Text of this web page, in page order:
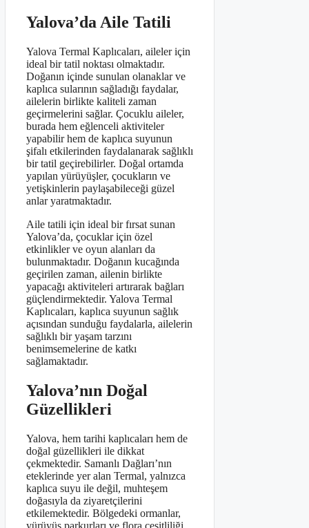
Yalova’da Aile Tatili
Yalova Termal Kaplıcaları, aileler için
ideal bir tatil noktası olmaktadır.
Doğanın içinde sunulan olanaklar ve
kaplıca sularının sağladığı faydalar,
ailelerin birlikte kaliteli zaman
geçirmelerini sağlar. Çocuklu aileler,
burada hem eğlenceli aktiviteler
yapabilir hem de kaplıca suyunun
şifalı etkilerinden faydalanarak sağlıklı
bir tatil geçirebilirler. Doğal ortamda
yapılan yürüyüşler, çocukların ve
yetişkinlerin paylaşabileceği güzel
anlar yaratmaktadır.
Aile tatili için ideal bir fırsat sunan
Yalova’da, çocuklar için özel
etkinlikler ve oyun alanları da
bulunmaktadır. Doğanın kucağında
geçirilen zaman, ailenin birlikte
yapacağı aktiviteleri artırarak bağları
güçlendirmektedir. Yalova Termal
Kaplıcaları, kaplıca suyunun sağlık
açısından sunduğu faydalarla, ailelerin
sağlıklı bir yaşam tarzını
benimsemelerine de katkı
sağlamaktadır.
Yalova’nın Doğal
Güzellikleri
Yalova, hem tarihi kaplıcaları hem de
doğal güzellikleri ile dikkat
çekmektedir. Samanlı Dağları’nın
eteklerinde yer alan Termal, yalnızca
kaplıca suyu ile değil, muhteşem
doğasıyla da ziyaretçilerini
etkilemektedir. Bölgedeki ormanlar,
yürüyüş parkurları ve flora çeşitliliği,